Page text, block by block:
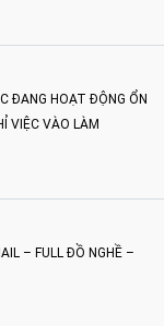
ĐANG HOẠT ĐỘNG ỔN
VIỆC VÀO LÀM
– FULL ĐỒ NGHỀ –